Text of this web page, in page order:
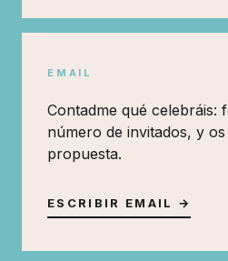
EMAIL
Contadme qué celebráis:
número de invitados, y
propuesta.
ESCRIBIR EMAIL →